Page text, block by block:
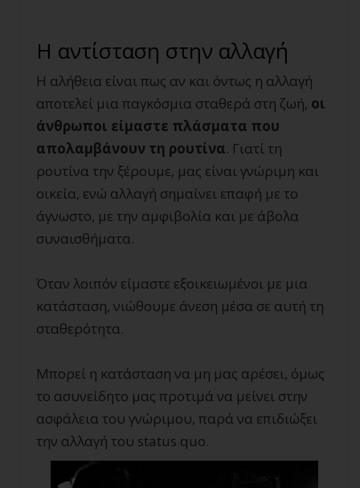
Η αντίσταση στην αλλαγή
Η αλήθεια είναι πως αν και όντως η αλλαγή
αποτελεί μια παγκόσμια σταθερά στη ζωή, οι
άνθρωποι είμαστε πλάσματα που
απολαμβάνουν τη ρουτίνα. Γιατί τη
ρουτίνα την ξέρουμε, μας είναι γνώριμη και
οικεία, ενώ αλλαγή σημαίνει επαφή με το
άγνωστο, με την αμφιβολία και με άβολα
συναισθήματα.
Όταν λοιπόν είμαστε εξοικειωμένοι με μια
κατάσταση, νιώθουμε άνεση μέσα σε αυτή τη
σταθερότητα.
Μπορεί η κατάσταση να μη μας αρέσει, όμως
το ασυνείδητο μας προτιμά να μείνει στην
ασφάλεια του γνώριμου, παρά να επιδιώξει
την αλλαγή του status quo.